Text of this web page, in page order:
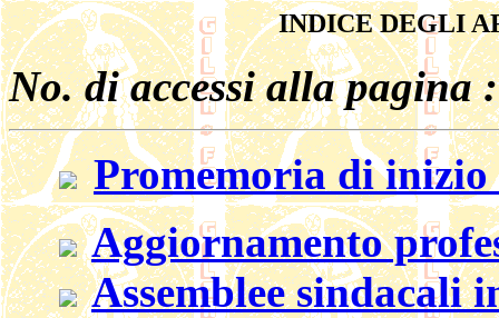
INDICE DEGLI
No. di accessi alla pagina
Promemoria di inizio
Aggiornamento
Assemblee sindacali